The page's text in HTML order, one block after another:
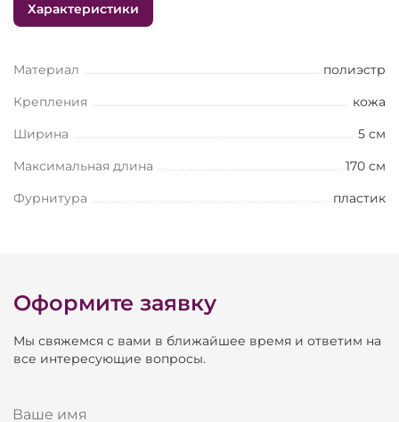
Характеристики
Материал
полиэстр
Крепления
кожа
Ширина
5 см
Максимальная длина
170 см
Фурнитура
пластик
Оформите заявку
Мы свяжемся с вами в ближайшее время и ответим на
все интересующие вопросы.
Ваше имя